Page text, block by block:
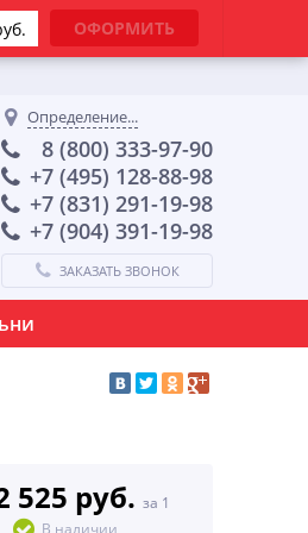
Определение...
8 (800) 333-97-90
+7 (495) 128-88-98
+7 (831) 291-19-98
+7 (904) 391-19-98
ЗАКАЗАТЬ ЗВОНОК
525 руб. за 1
В наличии
ОФОРМИТЬ